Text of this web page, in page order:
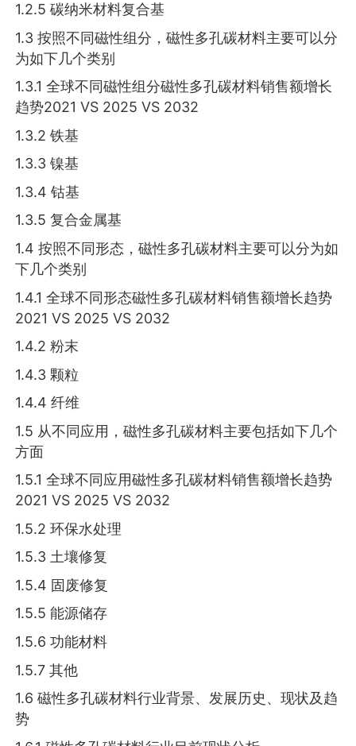
1.2.5 碳纳米材料复合基
1.3 按照不同磁性组分，磁性多孔碳材料主要可以分
为如下几个类别
1.3.1 全球不同磁性组分磁性多孔碳材料销售额增长
趋势2021 VS 2025 VS 2032
1.3.2 铁基
1.3.3 镍基
1.3.4 钴基
1.3.5 复合金属基
1.4 按照不同形态，磁性多孔碳材料主要可以分为如
下几个类别
1.4.1 全球不同形态磁性多孔碳材料销售额增长趋势
2021 VS 2025 VS 2032
1.4.2 粉末
1.4.3 颗粒
1.4.4 纤维
1.5 从不同应用，磁性多孔碳材料主要包括如下几个
方面
1.5.1 全球不同应用磁性多孔碳材料销售额增长趋势
2021 VS 2025 VS 2032
1.5.2 环保水处理
1.5.3 土壤修复
1.5.4 固废修复
1.5.5 能源储存
1.5.6 功能材料
1.5.7 其他
1.6 磁性多孔碳材料行业背景、发展历史、现状及趋
势